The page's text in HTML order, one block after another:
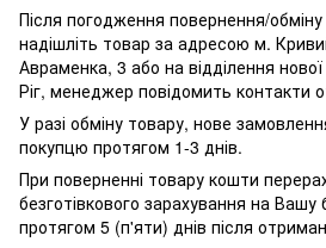
Після погодження повернення/
надішліть товар за адресою м.
Авраменка, 3 або на відділення
Ріг, менеджер повідомить контакти
У разі обміну товару, нове
покупцю протягом 1-3 днів.
При поверненні товару кошти
безготівкового зарахування на Вашу
протягом 5 (п'яти) днів після